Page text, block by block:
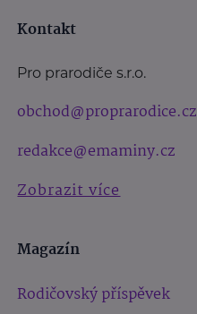
Kontakt
Pro prarodiče s.r.o.
obchod@proprarodice.cz
redakce@emaminy.cz
Zobrazit více
Magazín
Rodičovský příspěvek